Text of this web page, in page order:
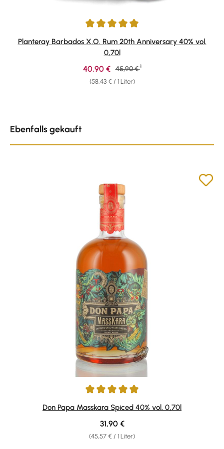
Durchschnittliche Bewertung von 4.91 von 5 Sternen
Planteray Barbados X.O. Rum 20th Anniversary 40% vol.
0,70l
(58,43 € / 1 Liter)
Verkaufspreis:
40,90 € Regulärer Preis:
45,90 € 1
Ebenfalls gekauft
Durchschnittliche Bewertung von 4.89 von 5 Sternen
Don Papa Masskara Spiced 40% vol. 0,70l
(45,57 € / 1 Liter)
Regulärer Preis:
31,90 €